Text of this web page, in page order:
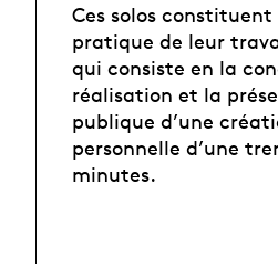
Ces solos
pratique de leur
qui consiste en la
réalisation et la
publique d’une
personnelle d’une
minutes.